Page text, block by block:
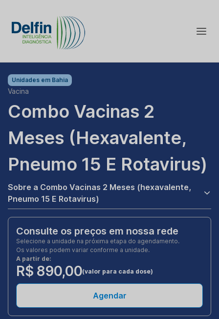
Unidades em Bahia
Vacina
Combo Vacinas 2
Meses (hexavalente,
Pneumo 15 E Rotavirus)
Sobre a Combo Vacinas 2 Meses (hexavalente,
Pneumo 15 E Rotavirus)
Consulte os preços em nossa rede
Selecione a unidade na próxima etapa do agendamento.
Os valores podem variar conforme a unidade.
A partir de:
R$ 890,00(valor para cada dose)
Agendar